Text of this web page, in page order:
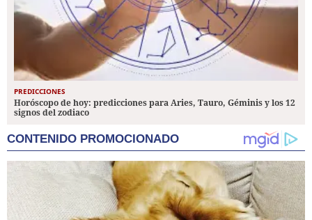
PREDICCIONES
Horóscopo de hoy: predicciones para Aries, Tauro, Géminis y los 12
signos del zodiaco
CONTENIDO PROMOCIONADO